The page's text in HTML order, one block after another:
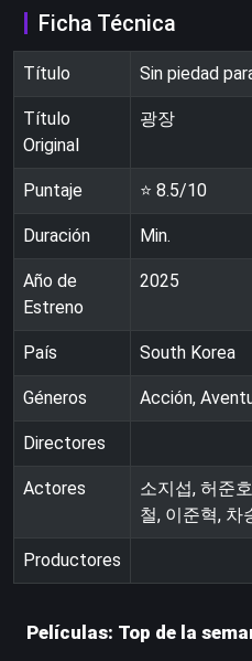
Ficha Técnica
Título Sin piedad
Título
Original
광장
Puntaje ⭐ 8.5/10
Duración Min.
Año de
Estreno
2025
País South Korea
Géneros Acción,
Directores
Actores
소지섭, 허준
철, 이준혁, 차
Productores
Películas: Top de la